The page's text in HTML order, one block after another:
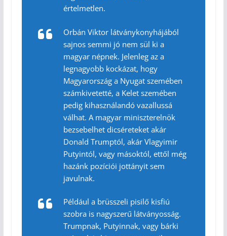
értelmetlen.
Orbán Viktor látványkonyhájából
sajnos semmi jó nem sül ki a
magyar népnek. Jelenleg az a
legnagyobb kockázat, hogy
Magyarország a Nyugat szemében
számkivetetté, a Kelet szemében
pedig kihasználandó vazallussá
válhat. A magyar miniszterelnök
bezsebelhet dicséreteket akár
Donald Trumptól, akár Vlagyimir
Putyintól, vagy másoktól, ettől még
hazánk pozíciói jottányit sem
javulnak.
Például a brüsszeli pisilő kisfiú
szobra is nagyszerű látványosság.
Trumpnak, Putyinnak, vagy bárki